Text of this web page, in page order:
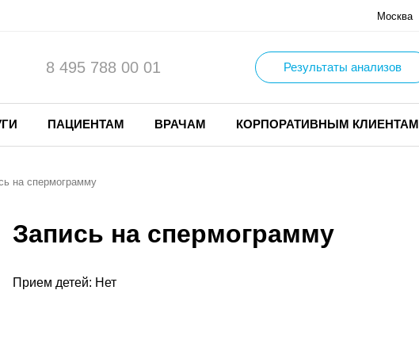
Москва
8 495 788 00 01 Результаты анализов
ПАЦИЕНТАМ ВРАЧАМ КОРПОРАТИВНЫМ КЛИЕНТАМ
на спермограмму
Запись на спермограмму
Прием детей: Нет